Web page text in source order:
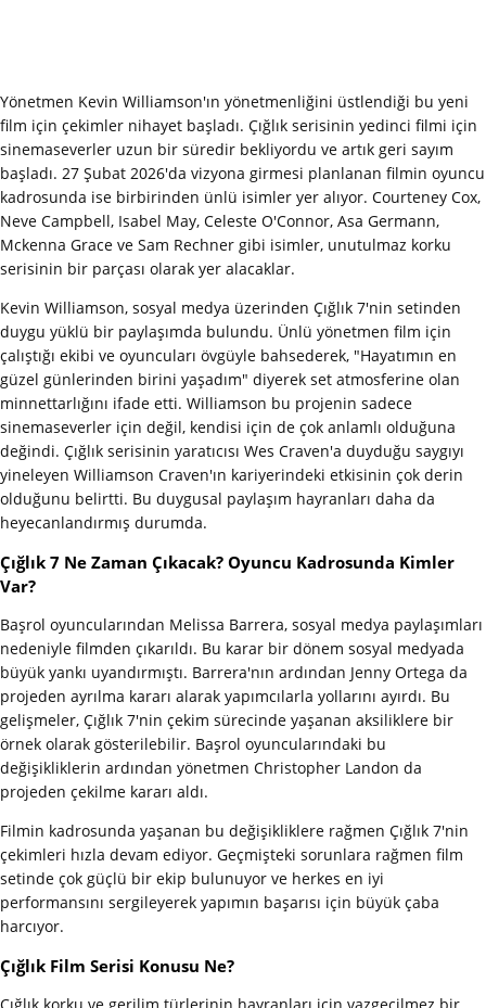
Yönetmen Kevin Williamson'ın yönetmenliğini üstlendiği bu yeni
film için çekimler nihayet başladı. Çığlık serisinin yedinci filmi için
sinemaseverler uzun bir süredir bekliyordu ve artık geri sayım
başladı. 27 Şubat 2026'da vizyona girmesi planlanan filmin oyuncu
kadrosunda ise birbirinden ünlü isimler yer alıyor. Courteney Cox,
Neve Campbell, Isabel May, Celeste O'Connor, Asa Germann,
Mckenna Grace ve Sam Rechner gibi isimler, unutulmaz korku
serisinin bir parçası olarak yer alacaklar.
Kevin Williamson, sosyal medya üzerinden Çığlık 7'nin setinden
duygu yüklü bir paylaşımda bulundu. Ünlü yönetmen film için
çalıştığı ekibi ve oyuncuları övgüyle bahsederek, "Hayatımın en
güzel günlerinden birini yaşadım" diyerek set atmosferine olan
minnettarlığını ifade etti. Williamson bu projenin sadece
sinemaseverler için değil, kendisi için de çok anlamlı olduğuna
değindi. Çığlık serisinin yaratıcısı Wes Craven'a duyduğu saygıyı
yineleyen Williamson Craven'ın kariyerindeki etkisinin çok derin
olduğunu belirtti. Bu duygusal paylaşım hayranları daha da
heyecanlandırmış durumda.
Çığlık 7 Ne Zaman Çıkacak? Oyuncu Kadrosunda Kimler
Var?
Başrol oyuncularından Melissa Barrera, sosyal medya paylaşımları
nedeniyle filmden çıkarıldı. Bu karar bir dönem sosyal medyada
büyük yankı uyandırmıştı. Barrera'nın ardından Jenny Ortega da
projeden ayrılma kararı alarak yapımcılarla yollarını ayırdı. Bu
gelişmeler, Çığlık 7'nin çekim sürecinde yaşanan aksiliklere bir
örnek olarak gösterilebilir. Başrol oyuncularındaki bu
değişikliklerin ardından yönetmen Christopher Landon da
projeden çekilme kararı aldı.
Filmin kadrosunda yaşanan bu değişikliklere rağmen Çığlık 7'nin
çekimleri hızla devam ediyor. Geçmişteki sorunlara rağmen film
setinde çok güçlü bir ekip bulunuyor ve herkes en iyi
performansını sergileyerek yapımın başarısı için büyük çaba
harcıyor.
Çığlık Film Serisi Konusu Ne?